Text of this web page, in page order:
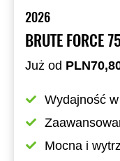
2026
BRUTE FORCE
Już od
Wydajność
Mocna i